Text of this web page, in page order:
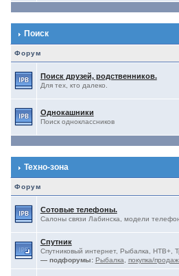
Поиск
Форум
Поиск друзей, родственников.
Для тех, кто далеко.
Однокашники
Поиск одноклассников
Техно-зона
Форум
Сотовые телефоны.
Салоны связи Лабинска, модели
Спутник
Спутниковый интернет, Рыбалка, НТВ+,
— подфорумы: Рыбалка покупка/